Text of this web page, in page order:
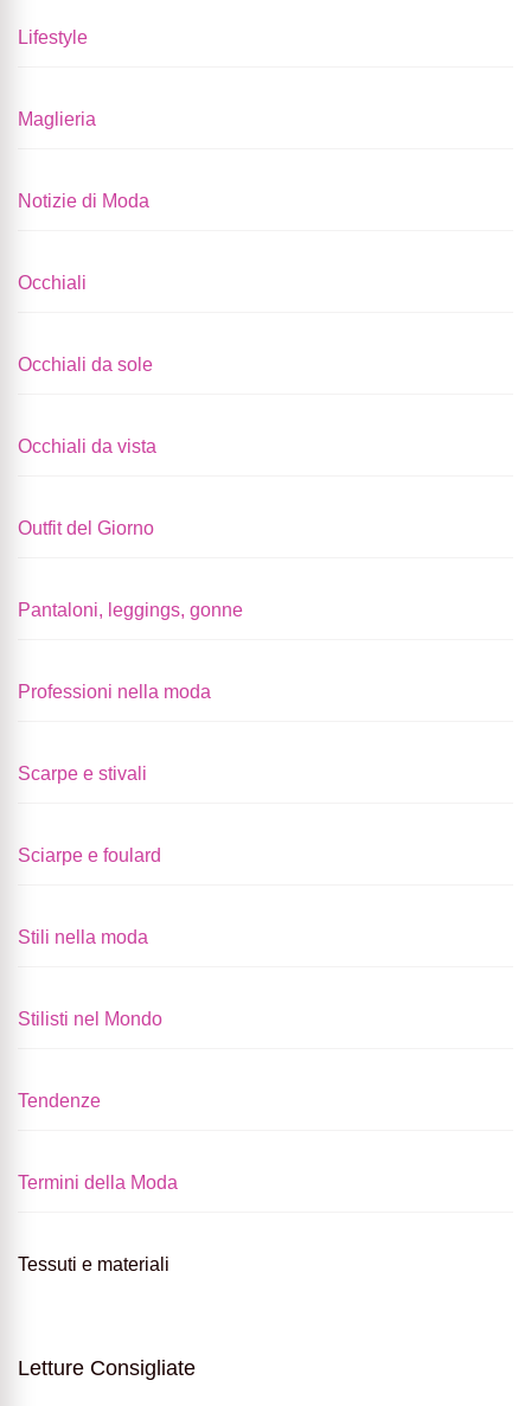
Lifestyle
Maglieria
Notizie di Moda
Occhiali
Occhiali da sole
Occhiali da vista
Outfit del Giorno
Pantaloni, leggings, gonne
Professioni nella moda
Scarpe e stivali
Sciarpe e foulard
Stili nella moda
Stilisti nel Mondo
Tendenze
Termini della Moda
Tessuti e materiali
Letture Consigliate